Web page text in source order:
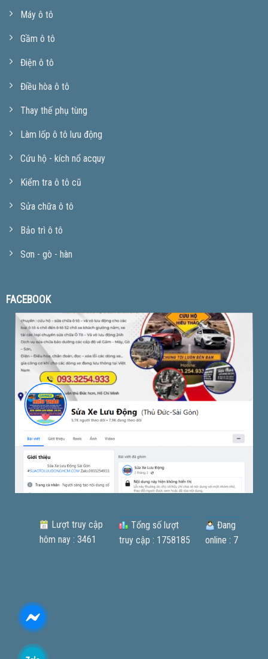
Máy ô tô
Gầm ô tô
Điện ô tô
Điều hòa ô tô
Thay thế phụ tùng
Làm lốp ô tô lưu động
Cứu hộ - kích nổ acquy
Kiểm tra ô tô cũ
Sửa chữa ô tô
Bảo trì ô tô
Sơn - gò - hàn
FACEBOOK
Lượt truy cập
hôm nay : 3461
Tổng số lượt
truy cập : 1758185
Đang
online : 7